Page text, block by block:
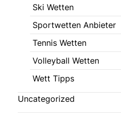
Ski Wetten
Sportwetten Anbieter
Tennis Wetten
Volleyball Wetten
Wett Tipps
Uncategorized